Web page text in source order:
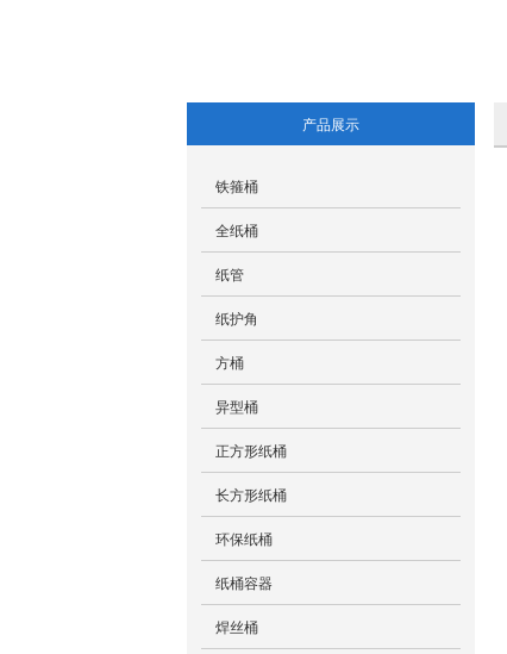
产品展示
铁箍桶
全纸桶
纸管
纸护角
方桶
异型桶
正方形纸桶
长方形纸桶
环保纸桶
纸桶容器
焊丝桶